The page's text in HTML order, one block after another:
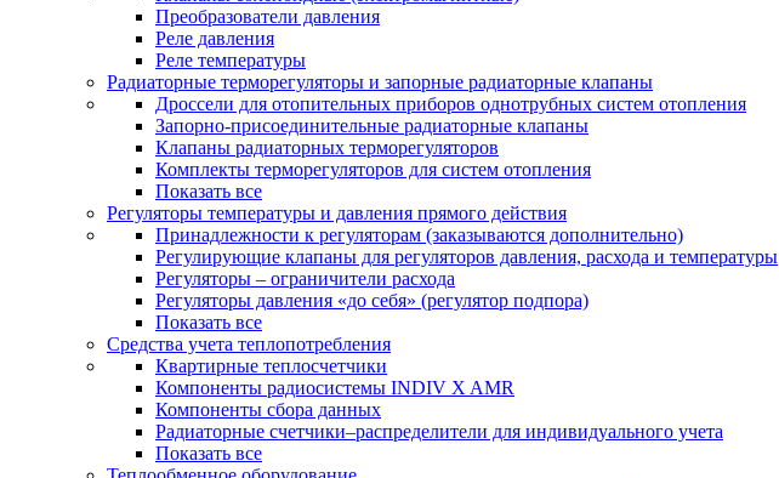
Преобразователи давления
Реле давления
Реле температуры
Радиаторные терморегуляторы и запорные радиаторные клапаны
Дроссели для отопительных приборов однотрубных систем отопления
Запорно-присоединительные радиаторные клапаны
Клапаны радиаторных терморегуляторов
Комплекты терморегуляторов для систем отопления
Показать все
Регуляторы температуры и давления прямого действия
Принадлежности к регуляторам (заказываются дополнительно)
Регулирующие клапаны для регуляторов давления, расхода и температуры
Регуляторы – ограничители расхода
Регуляторы давления «до себя» (регулятор подпора)
Показать все
Средства учета теплопотребления
Квартирные теплосчетчики
Компоненты радиосистемы INDIV X AMR
Компоненты сбора данных
Радиаторные счетчики–распределители для индивидуального учета
Показать все